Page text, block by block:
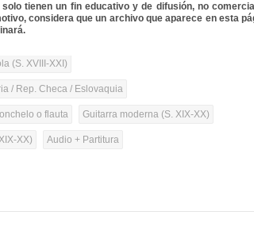
tienen un fin educativo y de difusión, no
considera que un archivo que aparece en esta
(S. XVIII-XXI)
/ Rep. Checa / Eslovaquia
o flauta Guitarra moderna (S. XIX-XX)
XX) Audio + Partitura